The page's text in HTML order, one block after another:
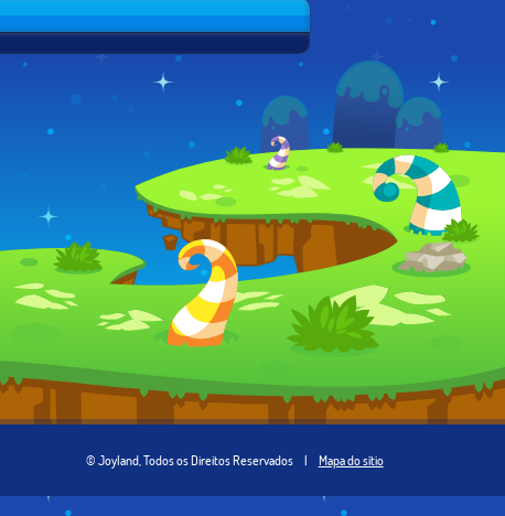
© Joyland, Todos os Direitos Reservados | Mapa do sítio